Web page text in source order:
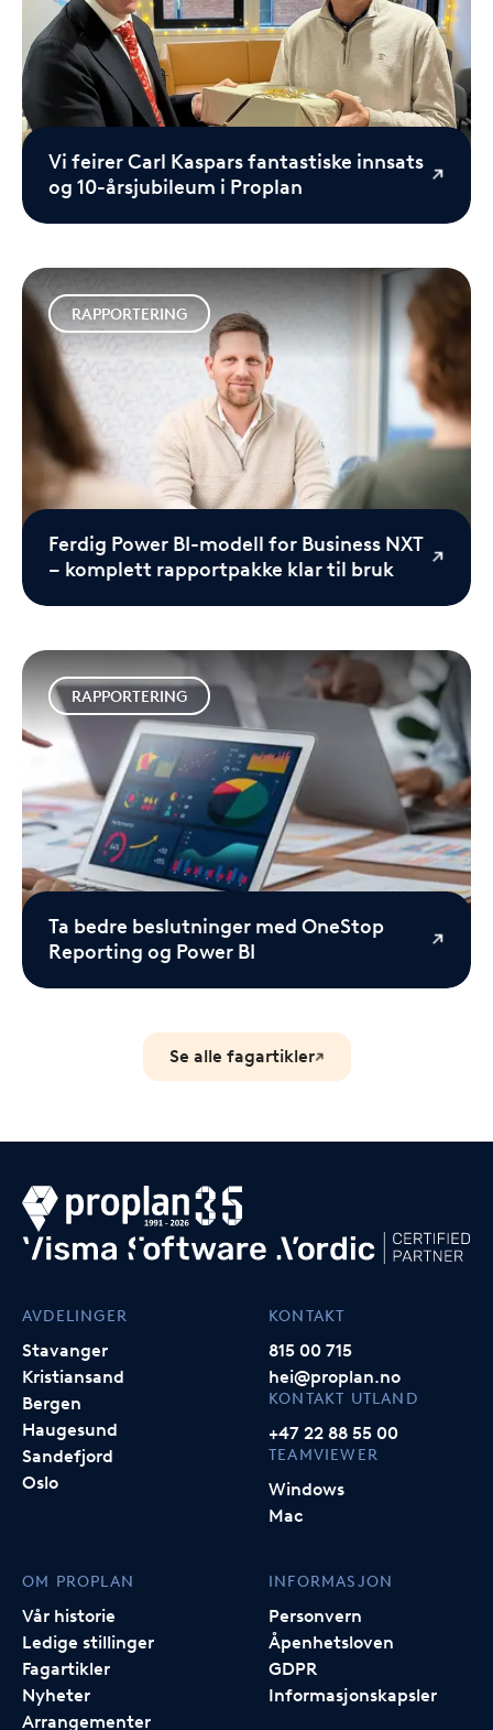
Vi feirer Carl Kaspars fantastiske innsats
og 10-årsjubileum i Proplan
RAPPORTERING
Ferdig Power BI-modell for Business NXT
– komplett rapportpakke klar til bruk
RAPPORTERING
Ta bedre beslutninger med OneStop
Reporting og Power BI
Se alle fagartikler
AVDELINGER
Stavanger
Kristiansand
Bergen
Haugesund
Sandefjord
Oslo
KONTAKT
815 00 715
hei@proplan.no
KONTAKT UTLAND
+47 22 88 55 00
TEAMVIEWER
Windows
Mac
OM PROPLAN
Vår historie
Ledige stillinger
Fagartikler
Nyheter
Arrangementer
INFORMASJON
Personvern
Åpenhetsloven
GDPR
Informasjonskapsler